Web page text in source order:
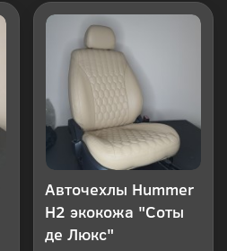
Авточехлы Hummer
H2 экокожа "Соты
де Люкс"